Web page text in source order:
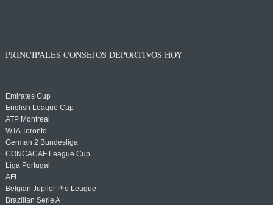
PRINCIPALES CONSEJOS DEPORTIVOS HOY
Emirates Cup
English League Cup
ATP Montreal
WTA Toronto
German 2 Bundesliga
CONCACAF League Cup
Liga Portugal
AFL
Belgian Jupiler Pro League
Brazilian Serie A